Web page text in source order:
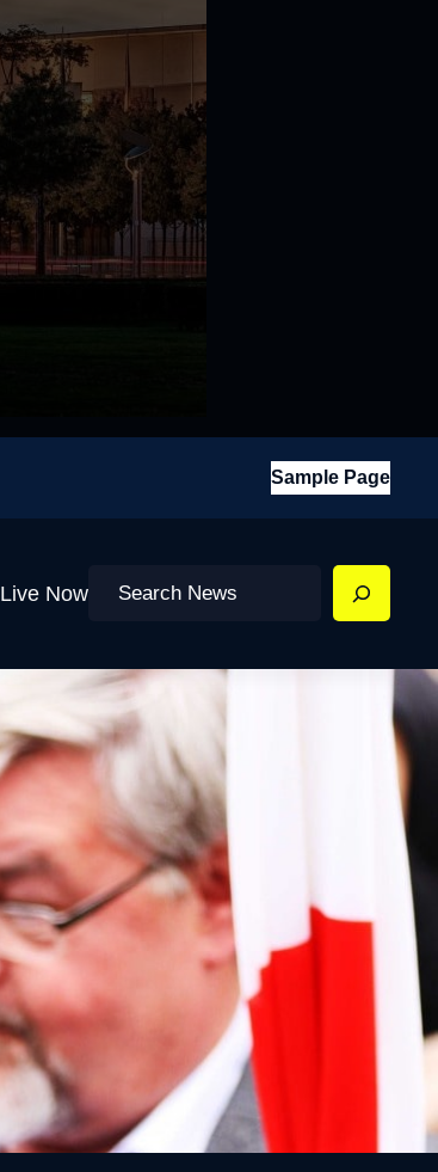
Sample Page
Live Now Search